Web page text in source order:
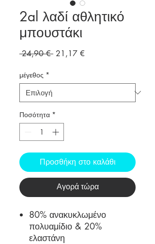
2al λαδί αθλητικό
μπουστάκι
24,90 € Κανονική
21,17 €
μέγεθος *
Ποσότητα *
Προσθήκη στο καλάθι
Αγορά τώρα
80% ανακυκλωμένο
πολυαμίδιο & 20%
ελαστάνη